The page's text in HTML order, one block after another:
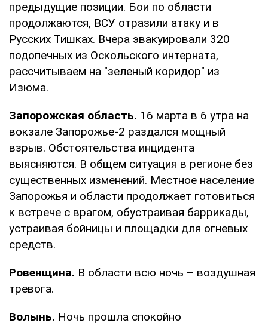
предыдущие позиции. Бои по области
продолжаются, ВСУ отразили атаку и в
Русских Тишках. Вчера эвакуировали 320
подопечных из Оскольского интерната,
рассчитываем на "зеленый коридор" из
Изюма.
Запорожская область. 16 марта в 6 утра на
вокзале Запорожье-2 раздался мощный
взрыв. Обстоятельства инцидента
выясняются. В общем ситуация в регионе без
существенных изменений. Местное население
Запорожья и области продолжает готовиться
к встрече с врагом, обустраивая баррикады,
устраивая бойницы и площадки для огневых
средств.
Ровенщина. В области всю ночь – воздушная
тревога.
Волынь. Ночь прошла спокойно